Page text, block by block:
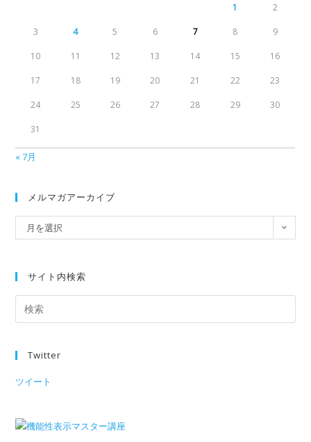
1 2
3 4 5 6 7 8 9
10 11 12 13 14 15 16
17 18 19 20 21 22 23
24 25 26 27 28 29 30
31
« 7月
メルマガアーカイブ
月を選択
サイト内検索
Twitter
ツイート